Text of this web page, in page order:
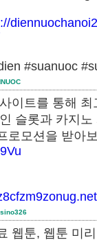
#suanuoc
이트를 통해
슬롯과 카지
프로모션을 받
웹툰, 웹툰 미